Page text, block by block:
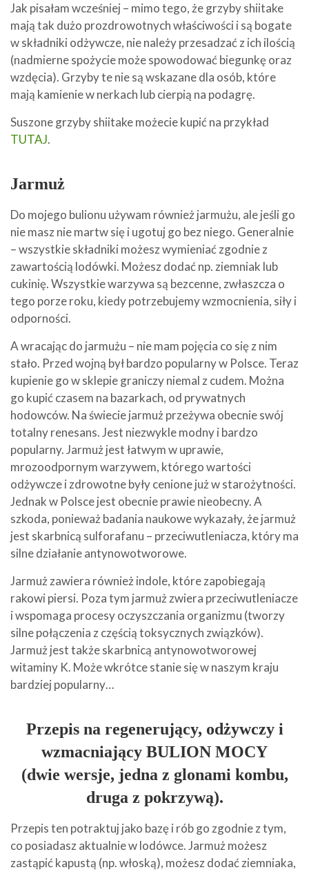
Jak pisałam wcześniej – mimo tego, że grzyby shiitake
mają tak dużo prozdrowotnych właściwości i są bogate
w składniki odżywcze, nie należy przesadzać z ich ilością
(nadmierne spożycie może spowodować biegunkę oraz
wzdęcia). Grzyby te nie są wskazane dla osób, które
mają kamienie w nerkach lub cierpią na podagrę.
Suszone grzyby shiitake możecie kupić na przykład
TUTAJ.
Jarmuż
Do mojego bulionu używam również jarmużu, ale jeśli go
nie masz nie martw się i ugotuj go bez niego. Generalnie
– wszystkie składniki możesz wymieniać zgodnie z
zawartością lodówki. Możesz dodać np. ziemniak lub
cukinię. Wszystkie warzywa są bezcenne, zwłaszcza o
tego porze roku, kiedy potrzebujemy wzmocnienia, siły i
odporności.
A wracając do jarmużu – nie mam pojęcia co się z nim
stało. Przed wojną był bardzo popularny w Polsce. Teraz
kupienie go w sklepie graniczy niemal z cudem. Można
go kupić czasem na bazarkach, od prywatnych
hodowców. Na świecie jarmuż przeżywa obecnie swój
totalny renesans. Jest niezwykle modny i bardzo
popularny. Jarmuż jest łatwym w uprawie,
mrozoodpornym warzywem, którego wartości
odżywcze i zdrowotne były cenione już w starożytności.
Jednak w Polsce jest obecnie prawie nieobecny. A
szkoda, ponieważ badania naukowe wykazały, że jarmuż
jest skarbnicą sulforafanu – przeciwutleniacza, który ma
silne działanie antynowotworowe.
Jarmuż zawiera również indole, które zapobiegają
rakowi piersi. Poza tym jarmuż zwiera przeciwutleniacze
i wspomaga procesy oczyszczania organizmu (tworzy
silne połączenia z częścią toksycznych związków).
Jarmuż jest także skarbnicą antynowotworowej
witaminy K. Może wkrótce stanie się w naszym kraju
bardziej popularny…
Przepis na regenerujący, odżywczy i
wzmacniający BULION MOCY
(dwie wersje, jedna z glonami kombu,
druga z pokrzywą).
Przepis ten potraktuj jako bazę i rób go zgodnie z tym,
co posiadasz aktualnie w lodówce. Jarmuż możesz
zastąpić kapustą (np. włoską), możesz dodać ziemniaka,